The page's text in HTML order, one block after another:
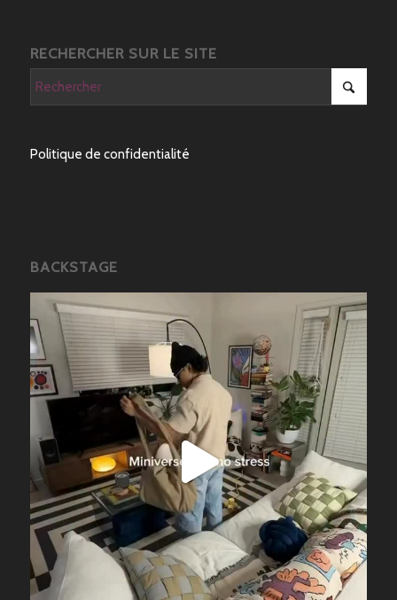
RECHERCHER SUR LE SITE
Politique de confidentialité
BACKSTAGE